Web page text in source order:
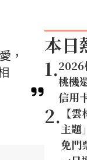
，
本日
1.2026
桃機
信用
2. 【
主題
免門